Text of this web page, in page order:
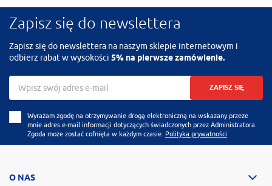
Zapisz się do newslettera
Zapisz się do newslettera na naszym sklepie internetowym i
odbierz rabat w wysokości 5% na pierwsze zamówienie.
ZAPISZ SIĘ
Wyrażam zgodę na otrzymywanie drogą elektroniczną na wskazany przeze
mnie adres e-mail informacji dotyczących świadczonych przez Administratora.
Zgoda może zostać cofnięta w każdym czasie. Polityka prywatności
O NAS